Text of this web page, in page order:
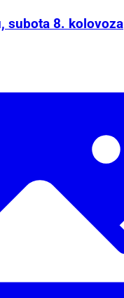
subota 8. kolovoza